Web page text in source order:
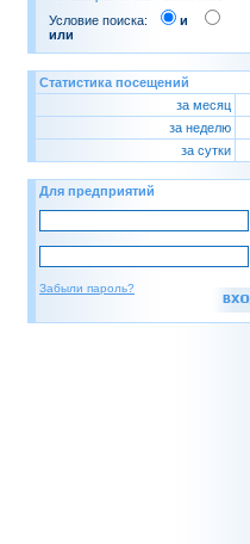
Условие поиска:
и
или
Статистика посещений
за месяц
за неделю
за сутки
Для предприятий
Забыли пароль?